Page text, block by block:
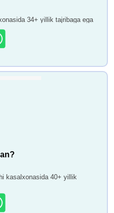
34+ yillik tajribaga ega
kasalxonasida 40+ yillik